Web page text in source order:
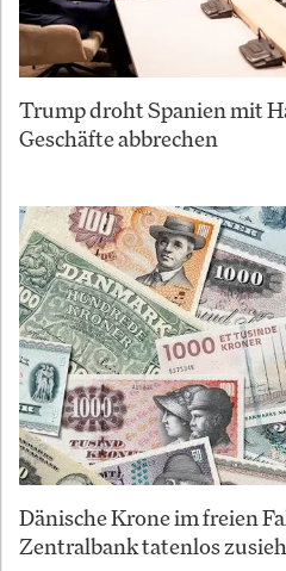
Trump droht Spanien mit
Geschäfte abbrechen
Dänische Krone im freien
Zentralbank tatenlos